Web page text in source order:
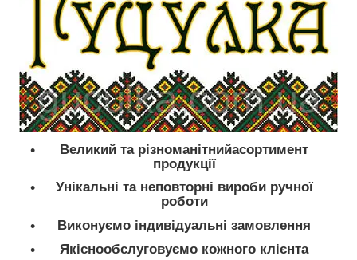
Великий та різноманітнийасортимент
продукції
Унікальні та неповторні вироби ручної
роботи
Виконуємо індивідуальні замовлення
Якіснообслуговуємо кожного клієнта